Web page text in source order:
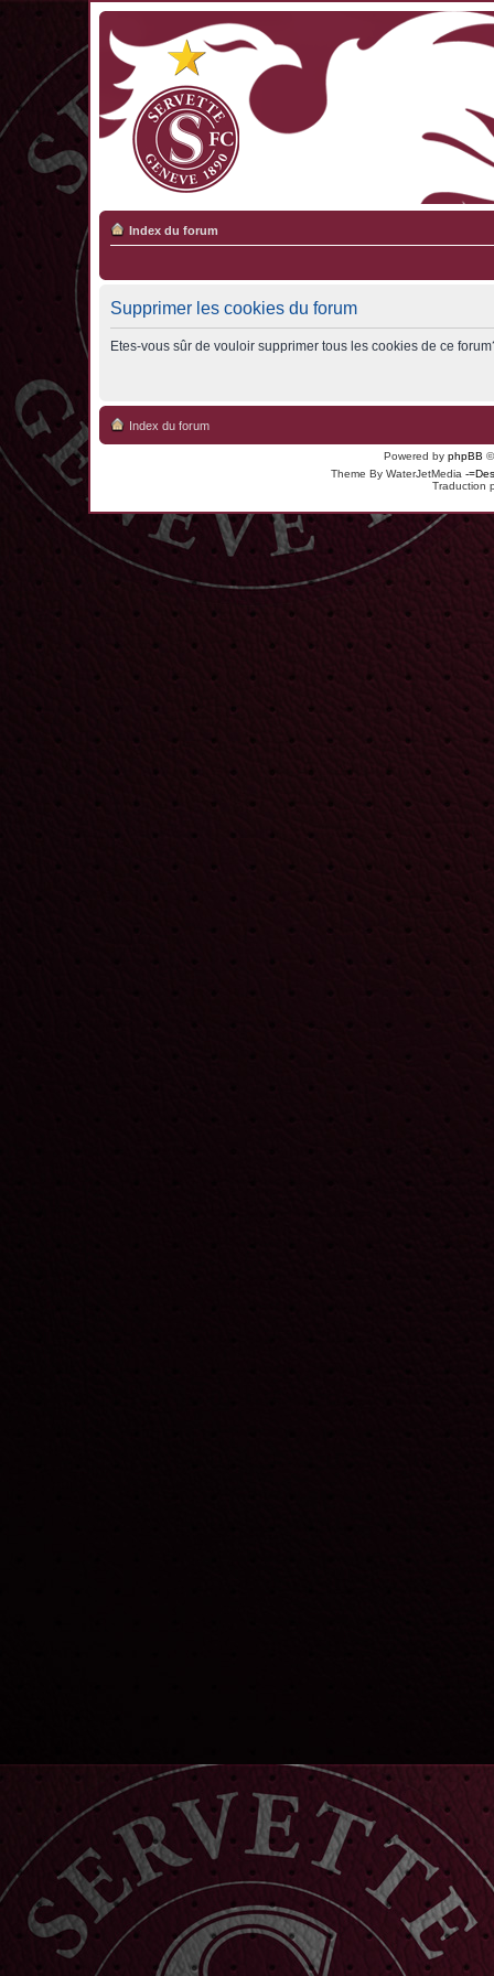
Index du forum
Supprimer les cookies du forum
Etes-vous sûr de vouloir supprimer tous les cookies de ce
Index du forum
Powered by phpBB
Theme By WaterJetMedia -
Traduction